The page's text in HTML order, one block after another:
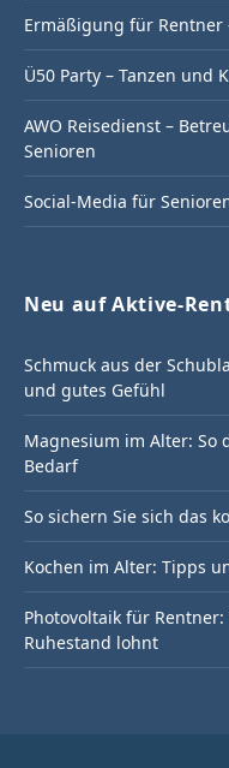
Ermäßigung für Rentner
Ü50 Party – Tanzen und
AWO Reisedienst –
Senioren
Social-Media für
Neu auf Aktive-
Schmuck aus der
und gutes Gefühl
Magnesium im Alter: So
Bedarf
So sichern Sie sich das
Kochen im Alter: Tipps
Photovoltaik für
Ruhestand lohnt